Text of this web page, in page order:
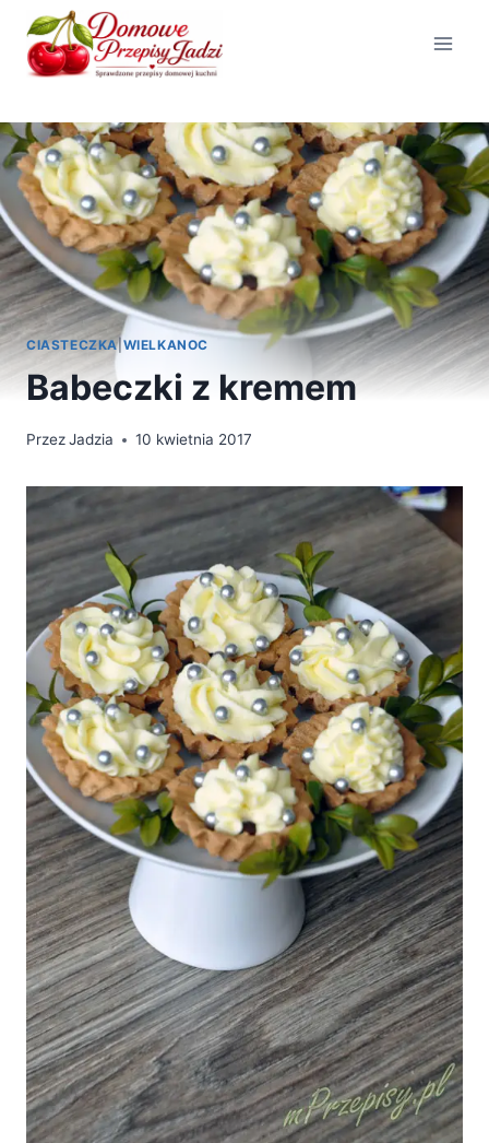
Przejdź
treści
CIASTECZKA|WIELKANOC
Babeczki z kremem
PrzezJadzia 10 kwietnia 2017